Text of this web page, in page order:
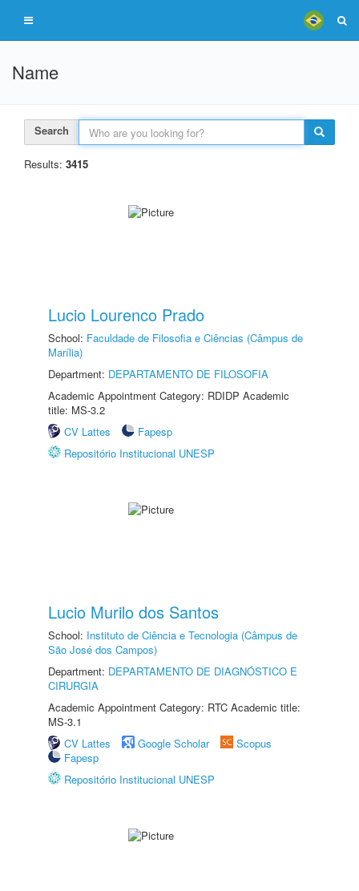
Name
Search
Results: 3415
Lucio Lourenco Prado
School: Faculdade de Filosofia e Ciências (Câmpus de
Marília)
Department: DEPARTAMENTO DE FILOSOFIA
Academic Appointment Category: RDIDP Academic
title: MS-3.2
CV Lattes
Fapesp
Repositório Institucional UNESP
Lucio Murilo dos Santos
School: Instituto de Ciência e Tecnologia (Câmpus de
São José dos Campos)
Department: DEPARTAMENTO DE DIAGNÓSTICO E
CIRURGIA
Academic Appointment Category: RTC Academic title:
MS-3.1
CV Lattes
Google Scholar
Scopus
Fapesp
Repositório Institucional UNESP